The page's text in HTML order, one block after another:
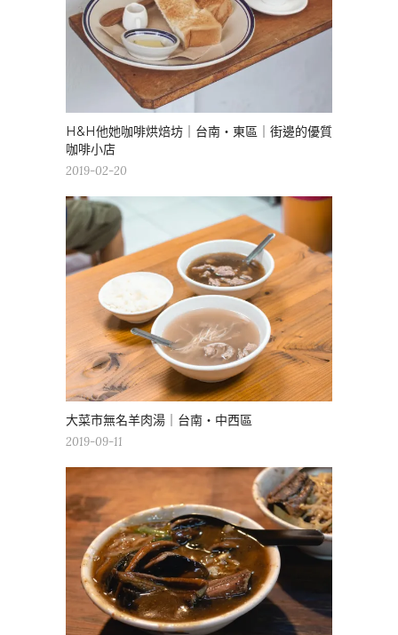
H&H他她咖啡烘焙坊｜台南・東區｜街邊的優質
咖啡小店
2019-02-20
大菜市無名羊肉湯｜台南・中西區
2019-09-11